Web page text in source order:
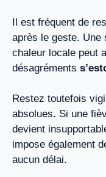
Il est fréquent de
après le geste. Une
chaleur locale peut
désagréments
Restez toutefois
absolues. Si une
devient
impose également
aucun délai.